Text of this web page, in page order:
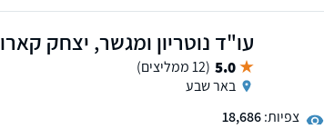
עו"ד נוטריון ומגשר, יצחק קארו
5.0 (12 ממליצים)
באר שבע
צפיות:18,686